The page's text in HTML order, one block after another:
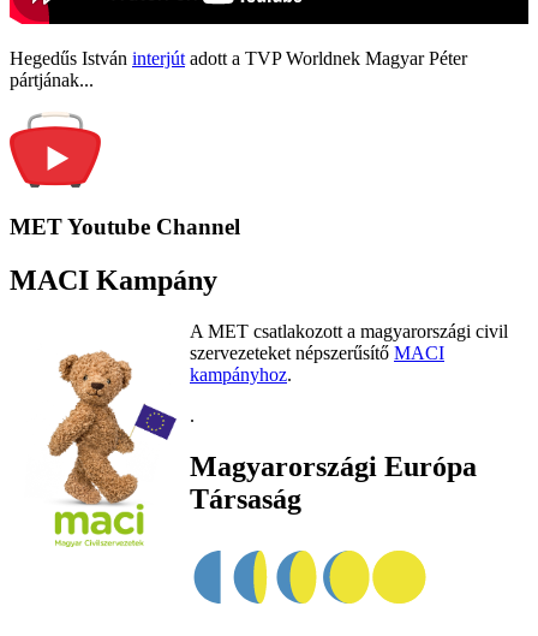
Hegedűs István interjút adott a TVP Worldnek Magyar Péter
pártjának...
MET Youtube Channel
MACI Kampány
A MET csatlakozott a magyarországi civil
szervezeteket népszerűsítő MACI
kampányhoz.
.
Magyarországi Európa
Társaság